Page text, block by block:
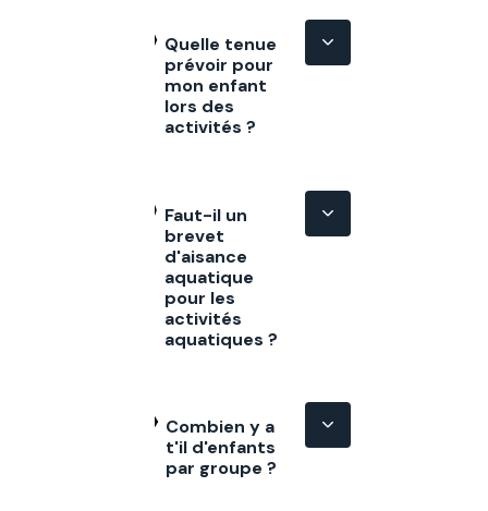
Quelle tenue
prévoir pour
mon enfant
lors des
activités ?
Faut-il un
brevet
d'aisance
aquatique
pour les
activités
aquatiques ?
Combien y a
t'il d'enfants
par groupe ?